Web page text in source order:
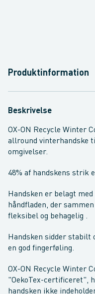
Produktinformation
Beskrivelse
OX-ON Recycle Winter
allround vinterhandske
omgivelser.
48% af handskens strik
Handsken er belagt
håndfladen, der
fleksibel og behagelig .
Handsken sidder stabilt
en god fingerføling.
OX-ON Recycle Winter
"OekoTex-certificeret",
handsken ikke